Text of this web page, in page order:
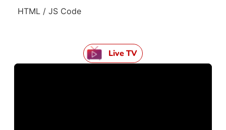
HTML / JS Code
Live TV